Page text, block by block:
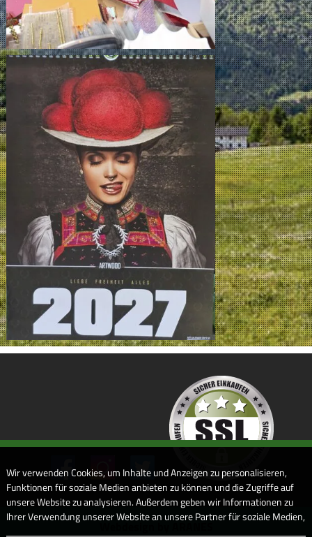
Webdesign by ARANES
Wir verwenden Cookies, um Inhalte und Anzeigen zu personalisieren,
Funktionen für soziale Medien anbieten zu können und die Zugriffe auf
unsere Website zu analysieren. Außerdem geben wir Informationen zu
Ihrer Verwendung unserer Website an unsere Partner für soziale Medien,